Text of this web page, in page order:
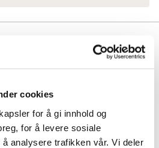
cookies
for å gi innhold og
for å levere sosiale
analysere trafikken vår. Vi deler
som fullfører antrekket med både
belte er 114 cm.